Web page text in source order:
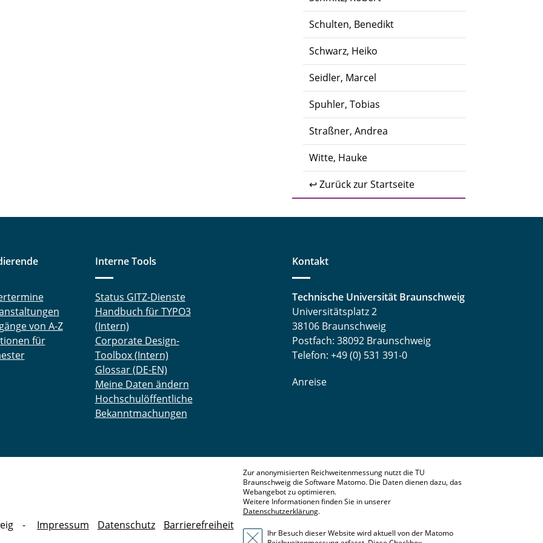
Schulten, Benedikt
Schwarz, Heiko
Seidler, Marcel
Spuhler, Tobias
Straßner, Andrea
Witte, Hauke
↩ Zurück zur Startseite
von A-Z
für
Interne Tools
Status GITZ-Dienste
Handbuch für TYPO3
(Intern)
Corporate Design-
Toolbox (Intern)
Glossar (DE-EN)
Meine Daten ändern
Hochschulöffentliche
Bekanntmachungen
Kontakt
Technische Universität Braunschweig
Universitätsplatz 2
38106 Braunschweig
Postfach: 38092 Braunschweig
Telefon: +49 (0) 531 391-0
Anreise
Impressum Datenschutz Barrierefreiheit
Zur anonymisierten Reichweitenmessung nutzt die TU
Braunschweig die Software Matomo. Die Daten dienen dazu, das
Webangebot zu optimieren.
Weitere Informationen finden Sie in unserer
Datenschutzerklärung.
Ihr Besuch dieser Website wird aktuell von der Matomo